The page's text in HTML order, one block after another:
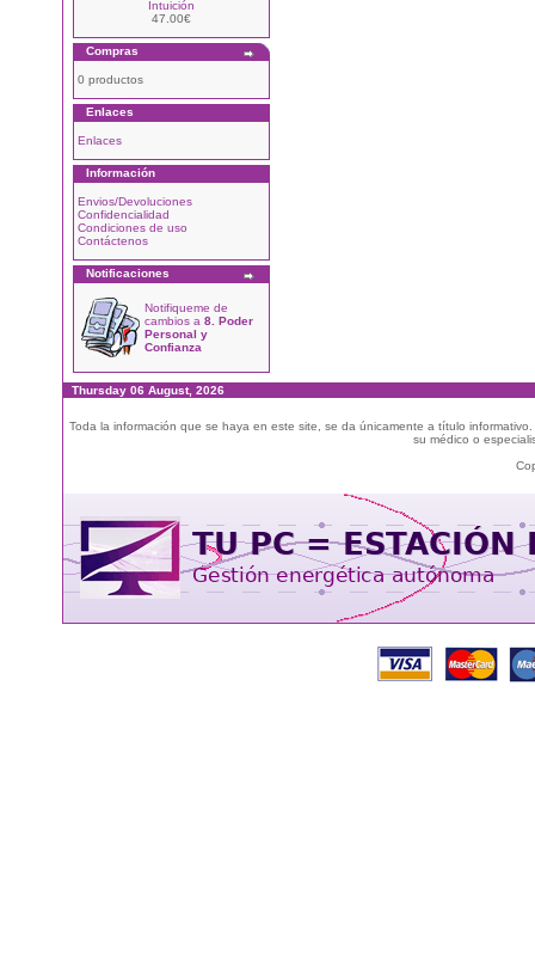
Intuición
47.00€
Compras
0 productos
Enlaces
Enlaces
Información
Envios/Devoluciones
Confidencialidad
Condiciones de uso
Contáctenos
Notificaciones
Notifiqueme de
cambios a 8. Poder
Personal y
Confianza
Thursday 06 August, 2026
Toda la información que se haya en este site, se da únicamente a título
su médico o